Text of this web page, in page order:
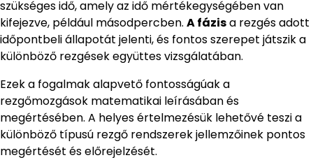
szükséges idő, amely az idő mértékegységében van
kifejezve, például másodpercben. A fázisa rezgés adott
időpontbeli állapotát jelenti, és fontos szerepet játszik a
különböző rezgések együttes vizsgálatában.
Ezek a fogalmak alapvető fontosságúak a
rezgőmozgások matematikai leírásában és
megértésében. A helyes értelmezésük lehetővé teszi a
különböző típusú rezgő rendszerek jellemzőinek pontos
megértését és előrejelzését.